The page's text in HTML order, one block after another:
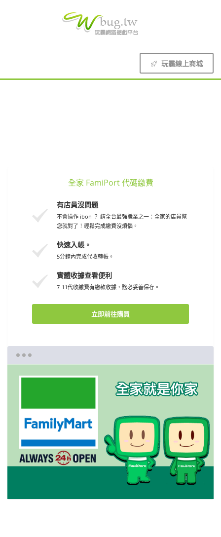
玩霸線上商城
全家 FamiPort 代碼繳費
有店員沒問題
不會操作 ibon ？ 請全台最強職業之一：全家的店員幫
您就對了！輕鬆完成繳費沒煩惱。
快速入帳。
5分鐘內完成代收轉帳。
實體收據查看便利
7-11代收繳費有繳款收據，務必妥善保存。
立即前往購買